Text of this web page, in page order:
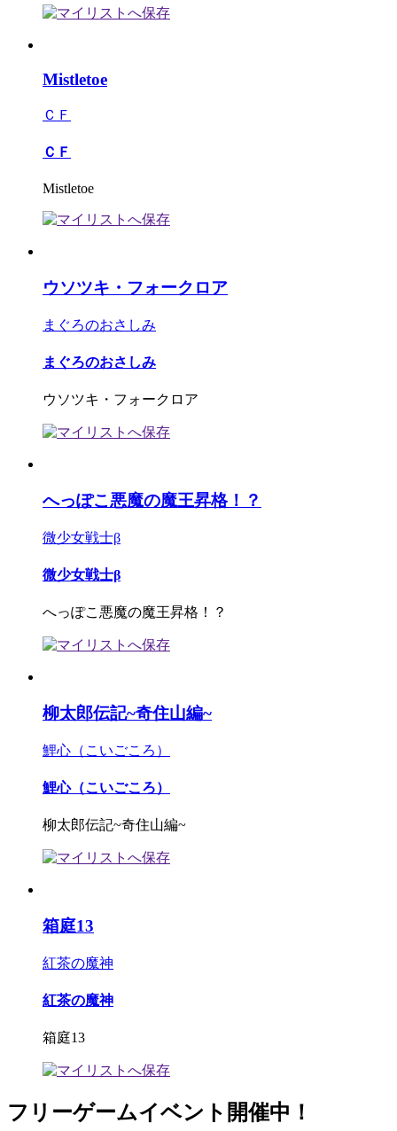
Mistletoe
ＣＦ
ＣＦ
Mistletoe
ウソツキ・フォークロア
まぐろのおさしみ
まぐろのおさしみ
ウソツキ・フォークロア
へっぽこ悪魔の魔王昇格！？
微少女戦士β
微少女戦士β
へっぽこ悪魔の魔王昇格！？
柳太郎伝記~奇住山編~
鯉心（こいごころ）
鯉心（こいごころ）
柳太郎伝記~奇住山編~
箱庭13
紅茶の魔神
紅茶の魔神
箱庭13
フリーゲームイベント開催中！